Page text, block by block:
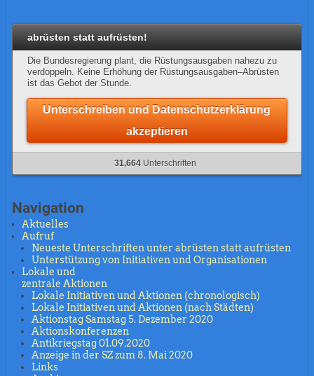
abrüsten statt aufrüsten!
Die Bundesregierung plant, die Rüstungsausgaben nahezu zu
verdoppeln. Keine Erhöhung der Rüstungsausgaben–Abrüsten
ist das Gebot der Stunde.
Unterschreiben und Datenschutzerklärung
akzeptieren
31,664 Unterschriften
Navigation
Aktuelles
Aufruf
Neueste Unterschriften unter abrüsten statt aufrüsten
Unterstützung von Initiativen und Organisationen
Lokale und
zentrale Aktionen
Lokale Initiativen und Aktionen (chronologisch)
Lokale Initiativen und Aktionen (nach Städten)
Aktionstag Samstag 5. Dezember 2020
Aktionskonferenzen
Antikriegstag 01.09.2020
Anzeige in der SZ zum 8. Mai 2020
Links